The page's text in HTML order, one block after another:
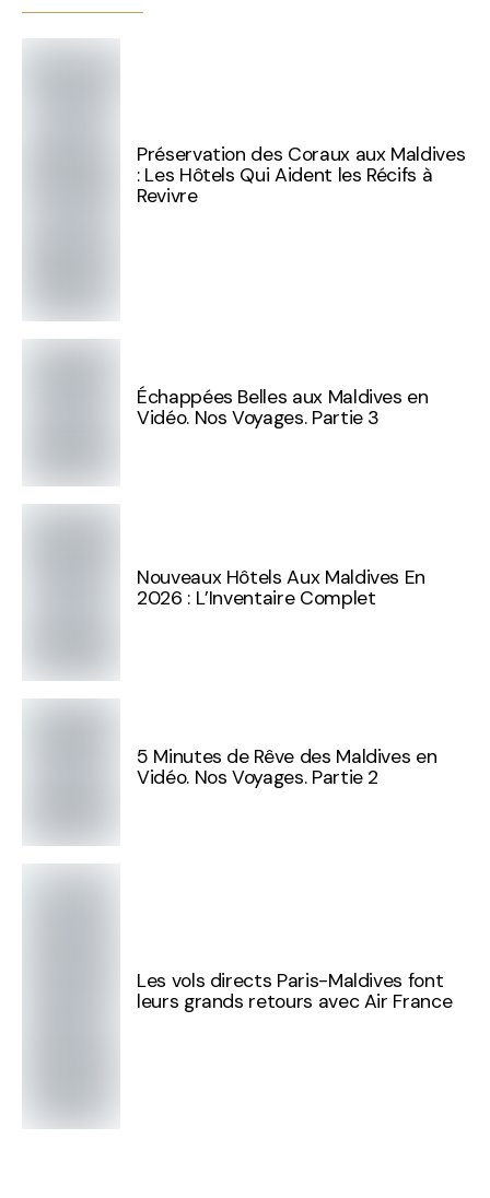
Préservation des Coraux aux Maldives
: Les Hôtels Qui Aident les Récifs à
Revivre
Échappées Belles aux Maldives en
Vidéo. Nos Voyages. Partie 3
Nouveaux Hôtels Aux Maldives En
2026 : L’Inventaire Complet
5 Minutes de Rêve des Maldives en
Vidéo. Nos Voyages. Partie 2
Les vols directs Paris-Maldives font
leurs grands retours avec Air France